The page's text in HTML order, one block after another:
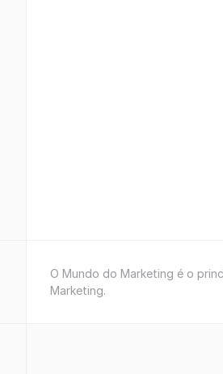
O Mundo do Marketing é o
Marketing.